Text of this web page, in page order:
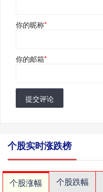
你的昵称*
你的邮箱*
提交评论
个股实时涨跌榜
个股涨幅 个股跌幅